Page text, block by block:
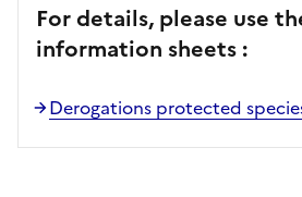
For details, please use
information sheets :
Derogations protected